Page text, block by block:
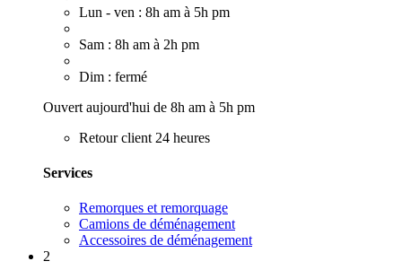
Lun - ven : 8h am à 5h pm
Sam : 8h am à 2h pm
Dim : fermé
Ouvert aujourd'hui de 8h am à 5h pm
Retour client 24 heures
Services
Remorques et remorquage
Camions de déménagement
Accessoires de déménagement
2